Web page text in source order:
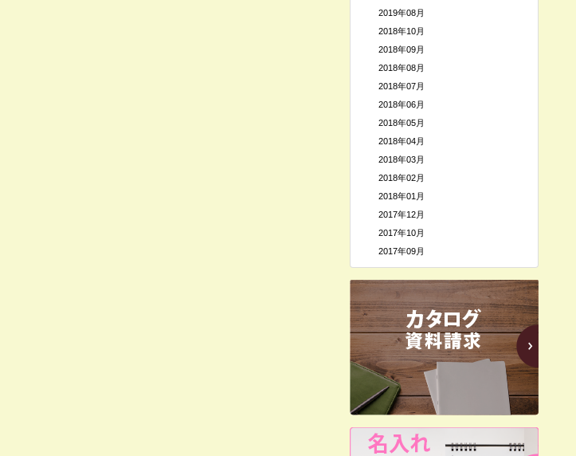
2019年08月
2018年10月
2018年09月
2018年08月
2018年07月
2018年06月
2018年05月
2018年04月
2018年03月
2018年02月
2018年01月
2017年12月
2017年10月
2017年09月